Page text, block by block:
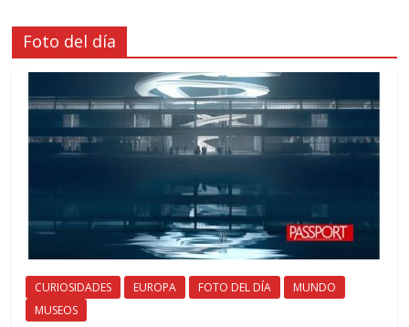
Foto del día
CURIOSIDADES EUROPA FOTO DEL DÍA
MUNDO
MUSEOS